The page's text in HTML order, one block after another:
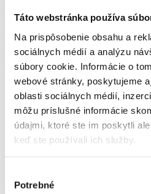
Táto webstránka používa
Na prispôsobenie obsahu a
sociálnych médií a analýzu
súbory cookie. Informácie o
webové stránky, poskytujeme
oblasti sociálnych médií,
môžu príslušné informácie
údajmi, ktoré ste im poskytli
keď ste používali ich služby.
súhlasu
Potrebné
Žilina
zkrácený úvazek >
Pozor chyba!Adresa pracoviště
Doprava a zásobovanie (1)
Automobilový priemysel (1)
Administratíva (1)
Ubytovanie, cestovný ruch,
Chémia a potravinárstvo
Ekonomika
Technika, elektrotechnika, energetika
Bankovníctvo a poisťovníctvo
Informačné technológie
Tvorivá práca a kultúra
Management
Marketing, reklama a médiá
Personalistika